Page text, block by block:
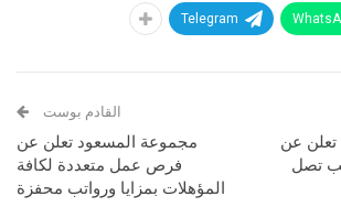
Telegram
تعلن عن
تصل
القادم بوست
مجموعة المسعود تعلن عن
فرص عمل متعددة لكافة
المؤهلات بمزايا ورواتب محفزة